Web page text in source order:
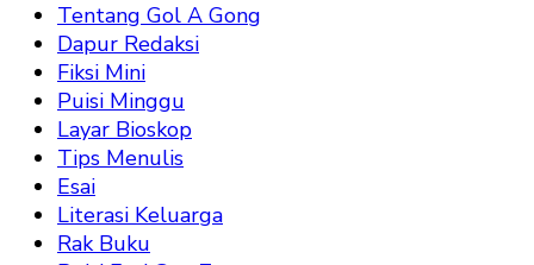
Tentang Gol A Gong
Dapur Redaksi
Fiksi Mini
Puisi Minggu
Layar Bioskop
Tips Menulis
Esai
Literasi Keluarga
Rak Buku